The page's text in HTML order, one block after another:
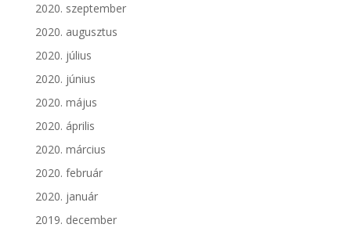
2020. szeptember
2020. augusztus
2020. július
2020. június
2020. május
2020. április
2020. március
2020. február
2020. január
2019. december